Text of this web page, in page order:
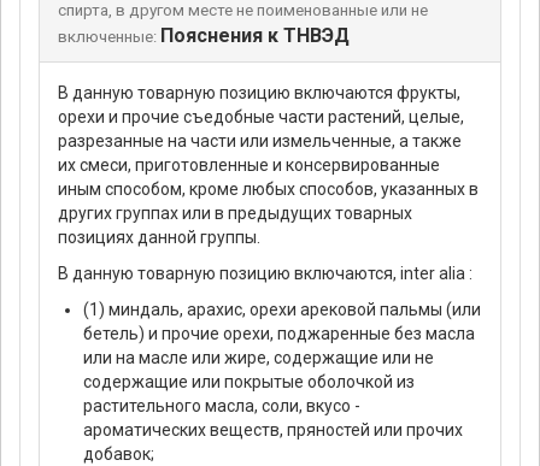
спирта, в другом месте не поименованные или не
включенные: Пояснения к ТНВЭД
В данную товарную позицию включаются фрукты,
орехи и прочие съедобные части растений, целые,
разрезанные на части или измельченные, а также
их смеси, приготовленные и консервированные
иным способом, кроме любых способов, указанных в
других группах или в предыдущих товарных
позициях данной группы.
В данную товарную позицию включаются, inter alia :
(1) миндаль, арахис, орехи арековой пальмы (или
бетель) и прочие орехи, поджаренные без масла
или на масле или жире, содержащие или не
содержащие или покрытые оболочкой из
растительного масла, соли, вкусо -
ароматических веществ, пряностей или прочих
добавок;